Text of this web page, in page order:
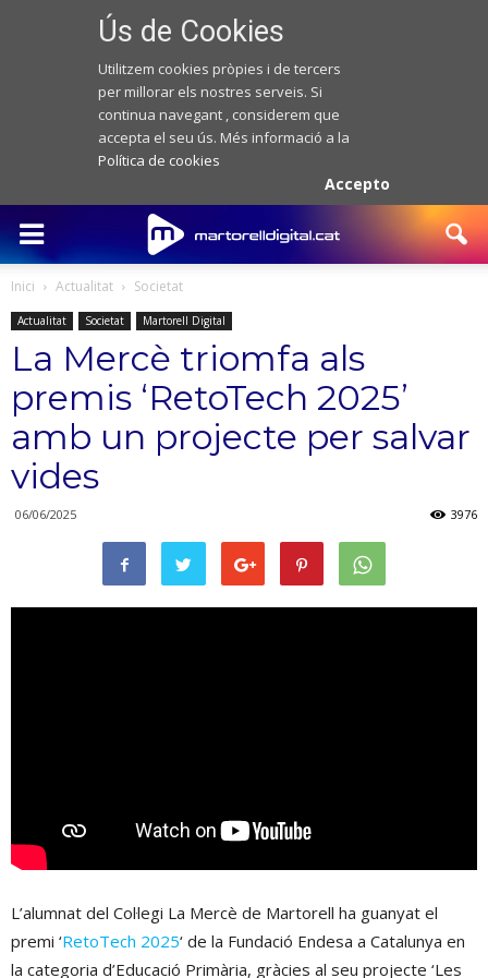
Ús de Cookies
Utilitzem cookies pròpies i de tercers
per millorar els nostres serveis. Si
continua navegant , considerem que
accepta el seu ús. Més informació a la
Política de cookies
Accepto
Inici Actualitat Societat
Actualitat Societat Martorell Digital
La Mercè triomfa als
premis ‘RetoTech 2025’
amb un projecte per salvar
vides
06/06/2025 3976
L’alumnat del Col·legi La Mercè de Martorell ha guanyat el
premi ‘RetoTech 2025‘ de la Fundació Endesa a Catalunya en
la categoria d’Educació Primària, gràcies al seu projecte ‘Les